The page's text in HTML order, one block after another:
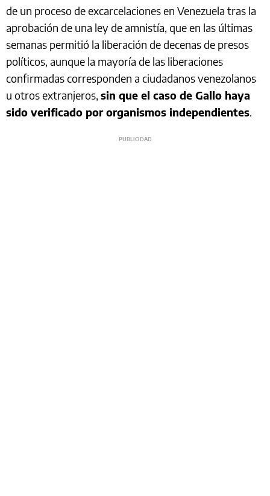
de un proceso de excarcelaciones en Venezuela tras la
aprobación de una ley de amnistía, que en las últimas
semanas permitió la liberación de decenas de presos
políticos, aunque la mayoría de las liberaciones
confirmadas corresponden a ciudadanos venezolanos
u otros extranjeros, sin que el caso de Gallo haya
sido verificado por organismos independientes.